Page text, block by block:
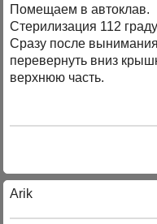
Помещаем в автоклав.
Стерилизация 112
Сразу после
перевернуть вниз
верхнюю часть.
Arik